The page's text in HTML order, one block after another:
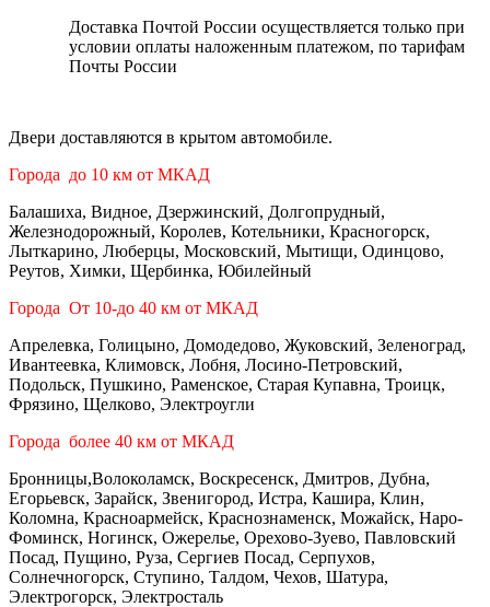
Доставка Почтой России осуществляется только при
условии оплаты наложенным платежом, по тарифам
Почты России
Двери доставляются в крытом автомобиле.
Города до 10 км от МКАД
Балашиха, Видное, Дзержинский, Долгопрудный,
Железнодорожный, Королев, Котельники, Красногорск,
Лыткарино, Люберцы, Московский, Мытищи, Одинцово,
Реутов, Химки, Щербинка, Юбилейный
Города От 10-до 40 км от МКАД
Апрелевка, Голицыно, Домодедово, Жуковский, Зеленоград,
Ивантеевка, Климовск, Лобня, Лосино-Петровский,
Подольск, Пушкино, Раменское, Старая Купавна, Троицк,
Фрязино, Щелково, Электроугли
Города более 40 км от МКАД
Бронницы,Волоколамск, Воскресенск, Дмитров, Дубна,
Егорьевск, Зарайск, Звенигород, Истра, Кашира, Клин,
Коломна, Красноармейск, Краснознаменск, Можайск, Наро-
Фоминск, Ногинск, Ожерелье, Орехово-Зуево, Павловский
Посад, Пущино, Руза, Сергиев Посад, Серпухов,
Солнечногорск, Ступино, Талдом, Чехов, Шатура,
Электрогорск, Электросталь